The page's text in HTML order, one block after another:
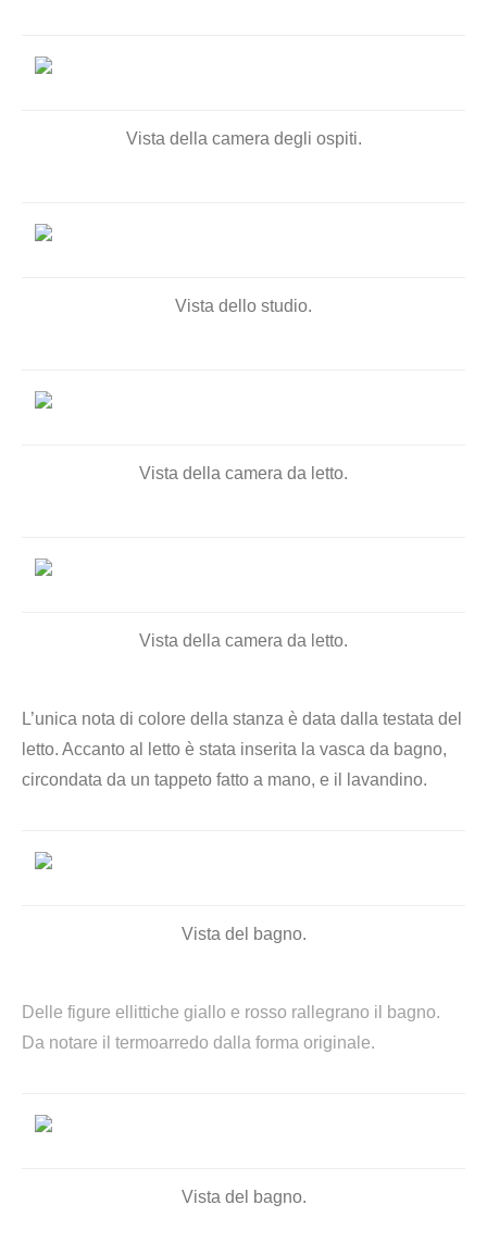
Vista della camera degli ospiti.
Vista dello studio.
Vista della camera da letto.
Vista della camera da letto.
L’unica nota di colore della stanza è data dalla testata del
letto. Accanto al letto è stata inserita la vasca da bagno,
circondata da un tappeto fatto a mano, e il lavandino.
Vista del bagno.
Delle figure ellittiche giallo e rosso rallegrano il bagno.
Da notare il termoarredo dalla forma originale.
Vista del bagno.